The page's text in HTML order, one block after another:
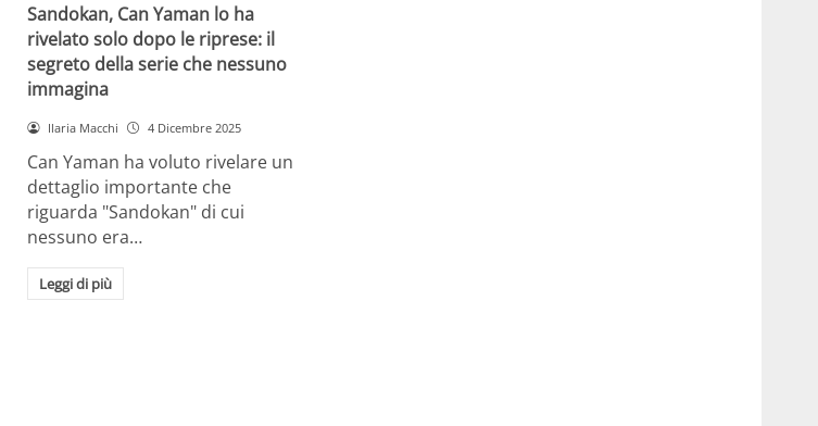
Sandokan, Can Yaman lo ha
rivelato solo dopo le riprese: il
segreto della serie che nessuno
immagina
Ilaria Macchi 4 Dicembre 2025
Can Yaman ha voluto rivelare un
dettaglio importante che
riguarda "Sandokan" di cui
nessuno era…
Leggi di più